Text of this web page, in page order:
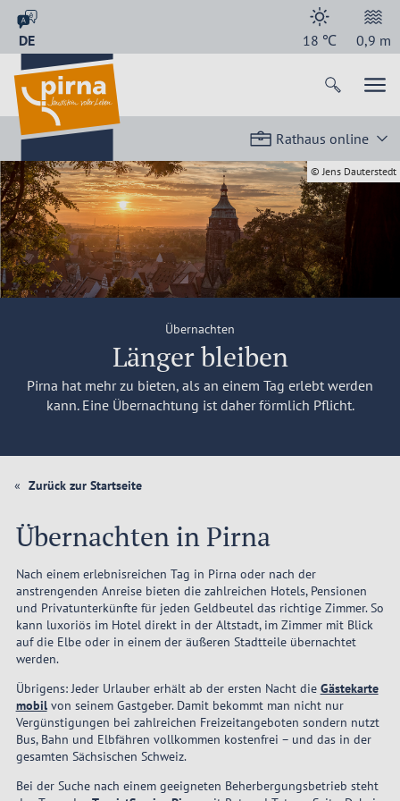
DE 18 ℃ 0,9 m
Rathaus online
Übernachten
Länger bleiben
Pirna hat mehr zu bieten, als an einem Tag erlebt werden
kann. Eine Übernachtung ist daher förmlich Pflicht.
© Jens Dauterstedt
Zurück zur Startseite
Übernachten in Pirna
Nach einem erlebnisreichen Tag in Pirna oder nach der
anstrengenden Anreise bieten die zahlreichen Hotels, Pensionen
und Privatunterkünfte für jeden Geldbeutel das richtige Zimmer. So
kann luxoriös im Hotel direkt in der Altstadt, im Zimmer mit Blick
auf die Elbe oder in einem der äußeren Stadtteile übernachtet
werden.
Übrigens: Jeder Urlauber erhält ab der ersten Nacht die Gästekarte
mobilvon seinem Gastgeber. Damit bekommt man nicht nur
Vergünstigungen bei zahlreichen Freizeitangeboten sondern nutzt
Bus, Bahn und Elbfähren vollkommen kostenfrei – und das in der
gesamten Sächsischen Schweiz.
Bei der Suche nach einem geeigneten Beherbergungsbetrieb steht